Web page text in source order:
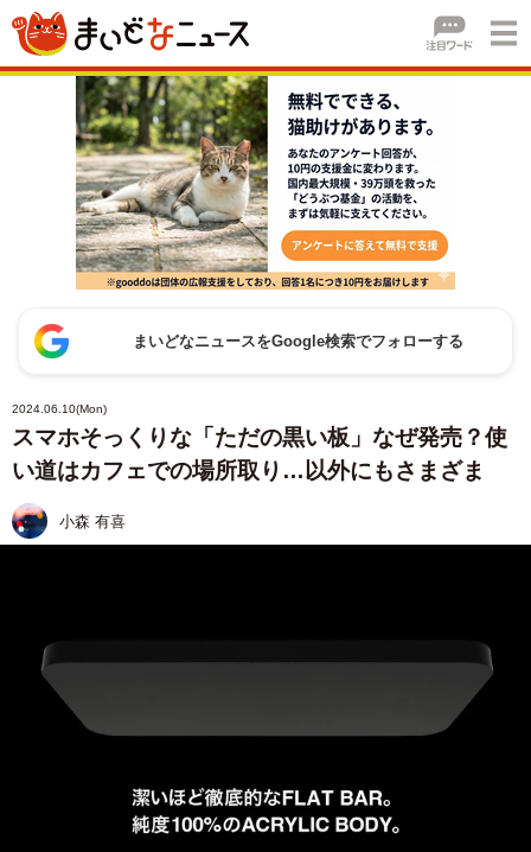
まいどなニュースをGoogle検索でフォローする
2024.06.10(Mon)
スマホそっくりな「ただの黒い板」なぜ発売？使
い道はカフェでの場所取り…以外にもさまざま
小森 有喜